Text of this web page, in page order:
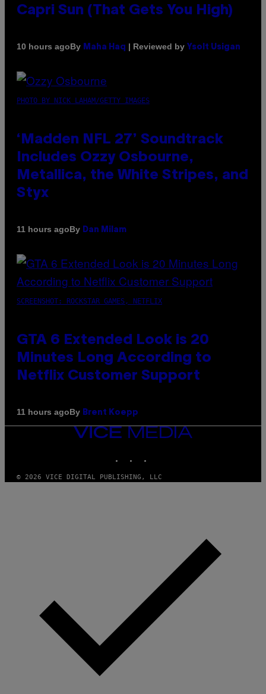
Capri Sun (That Gets You High)
10 hours agoBy Maha Haq | Reviewed by Ysolt Usigan
PHOTO BY NICK LAHAM/GETTY IMAGES
‘Madden NFL 27’ Soundtrack
Includes Ozzy Osbourne,
Metallica, the White Stripes, and
Styx
11 hours agoBy Dan Milam
SCREENSHOT: ROCKSTAR GAMES, NETFLIX
GTA 6 Extended Look is 20
Minutes Long According to
Netflix Customer Support
11 hours agoBy Brent Koepp
VICE
MEDIA
© 2026 VICE DIGITAL PUBLISHING, LLC